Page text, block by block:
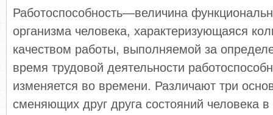
Работоспособность—величина
организма человека, характеризующаяся
качеством работы, выполняемой за
время трудовой деятельности
изменяется во времени. Различают три
сменяющих друг друга состояний человека